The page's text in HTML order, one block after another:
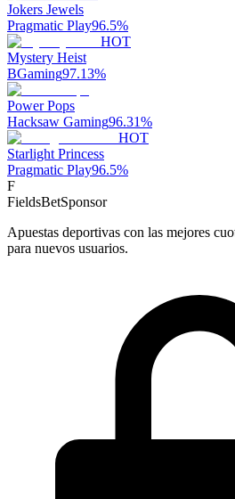
Jokers Jewels
Pragmatic Play96.5%
HOT
Mystery Heist
BGaming97.13%
Power Pops
Hacksaw Gaming96.31%
HOT
Starlight Princess
Pragmatic Play96.5%
F
FieldsBetSponsor
Apuestas deportivas con las mejores
para nuevos usuarios.